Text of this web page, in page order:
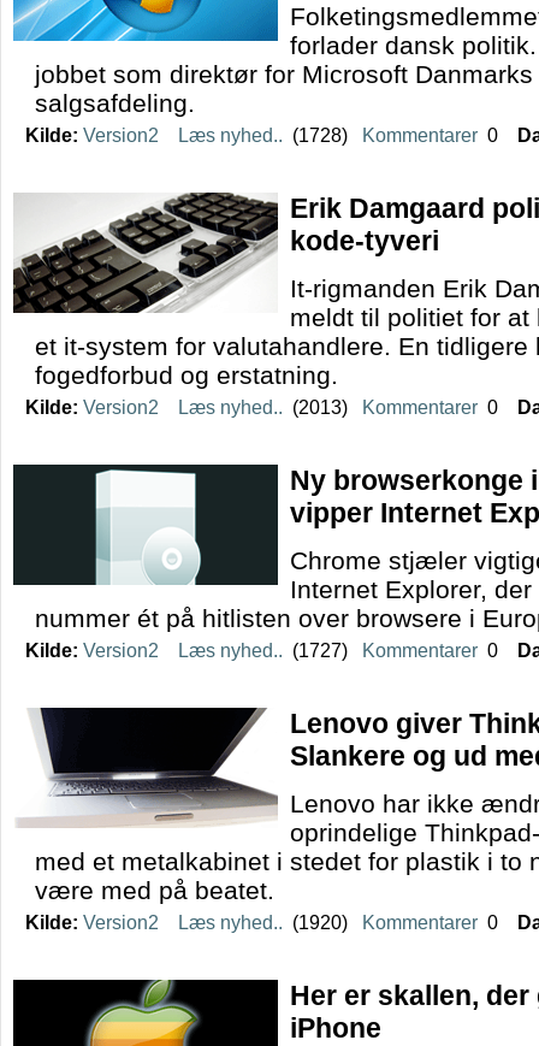
forlader dansk
jobbet som direktør for Microsoft
salgsafdeling.
Kilde: Version2 Læs nyhed.. (1728) Kommentarer 0
Erik Damgaard
kode-tyveri
It-rigmanden Erik
meldt til politiet for
et it-system for valutahandlere. En
fogedforbud og erstatning.
Kilde: Version2 Læs nyhed.. (2013) Kommentarer 0
Ny browserkonge
vipper Internet
Chrome stjæler
Internet Explorer,
nummer ét på hitlisten over browsere i
Kilde: Version2 Læs nyhed.. (1727) Kommentarer 0
Lenovo giver
Slankere og ud
Lenovo har ikke
oprindelige
med et metalkabinet i stedet for plastik i to
være med på beatet.
Kilde: Version2 Læs nyhed.. (1920) Kommentarer 0
Her er skallen,
iPhone